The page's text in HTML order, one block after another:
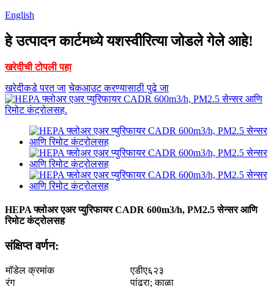
English
हे उत्पादन कार्टमध्ये यशस्वीरित्या जोडले गेले आहे!
खरेदीची टोपली पहा
खरेदीकडे परत जा चेकआउट करण्यासाठी पुढे जा
HEPA फ्लोअर एअर प्युरिफायर CADR 600m3/h, PM2.5 सेन्सर आणि
रिमोट कंट्रोलसह
संक्षिप्त वर्णन:
मॉडेल क्रमांक
एडीए६२३
रंग
पांढरा; काळा